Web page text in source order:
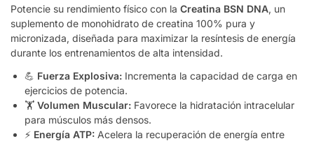
Potencie su rendimiento físico con la Creatina BSN DNA, un
suplemento de monohidrato de creatina 100% pura y
micronizada, diseñada para maximizar la resíntesis de energía
durante los entrenamientos de alta intensidad.
💪 Fuerza Explosiva: Incrementa la capacidad de carga en
ejercicios de potencia.
🏋️ Volumen Muscular: Favorece la hidratación intracelular
para músculos más densos.
⚡ Energía ATP: Acelera la recuperación de energía entre